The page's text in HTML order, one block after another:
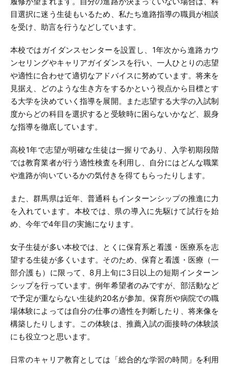
目選択に迷う生徒もいるため、私たち進路指導の職員が相談
を受け、助言を行うなどしています。
本校ではガイダンスセンターを設置し、1年次から進路カウ
ンセリングやキャリアガイダンスを行い、一人ひとりの志望
や適性に合わせて適切なアドバイスに努めています。将来を
見据え、どのような生き方をするかという視点から目標とす
る大学を決めていく指導を展開。また志望する大学の入試制
度からどの科目を選択すると受験時に困らないかなど、親身
な指導を徹底しています。
高校1年で志望が明確な生徒は一握りであり、入学初期段階
では教育業者が行う適性検査を利用し、自分にはどんな職業
や進路が向いているかの気付きを得てもらったりします。
また、群馬県は近年、普通科もインターンシップの推進に力
を入れています。本校では、県の導入に先駆けて試行を始
め、今年で4年目の実施になります。
女子生徒が多い本校では、とくに保育系と看護・医療系を志
望する生徒が多くいます。そのため、保育と看護・医療（一
部介護も）に限って、8月上旬に3日以上の短期インターン
シップを行っています。例年希望者のみですが、部活動など
で予定が重ならない生徒約20名が参加。保育所や病院での職
場体験によっては自分の仕事の適性を判断したり、将来像を
構築したりします。この体験は、推薦入試の面接時の体験談
にも役立つと思います。
日常のキャリア教育としては「総合的な学習の時間」を利用